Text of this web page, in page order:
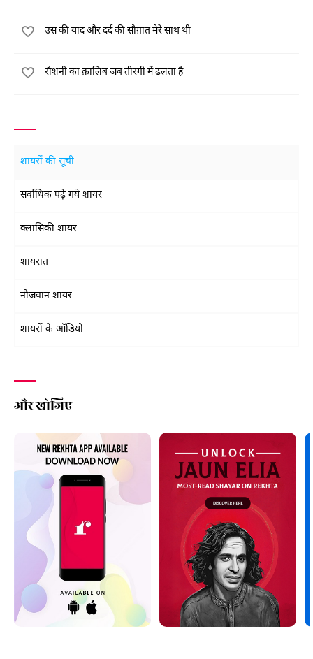
उस की याद और दर्द की सौग़ात मेरे साथ थी
रौशनी का क़ालिब जब तीरगी में ढलता है
शायरों की सूची
सर्वाधिक पढ़े गये शायर
क्लासिकी शायर
शायरात
नौजवान शायर
शायरों के ऑडियो
और खोजिए